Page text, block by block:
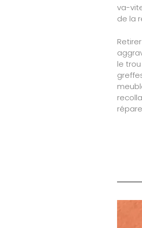
va-
de la
le